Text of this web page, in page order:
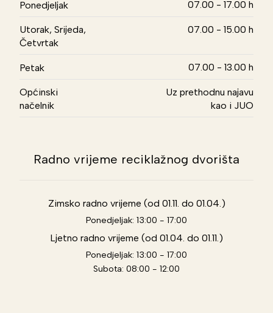
Ponedjeljak 07.00 - 17.00 h
Utorak, Srijeda,
Četvrtak
07.00 - 15.00 h
Petak 07.00 - 13.00 h
Općinski
načelnik
Uz prethodnu najavu
kao i JUO
Radno vrijeme reciklažnog dvorišta
Zimsko radno vrijeme (od 01.11. do 01.04.)
Ponedjeljak: 13:00 - 17:00
Ljetno radno vrijeme (od 01.04. do 01.11.)
Ponedjeljak: 13:00 - 17:00
Subota: 08:00 - 12:00